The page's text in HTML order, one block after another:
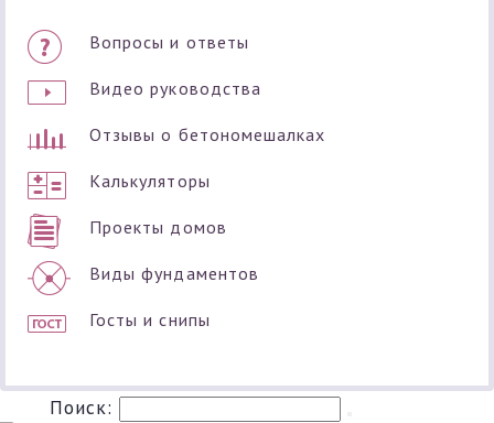
Вопросы и ответы
Видео руководства
Отзывы о бетономешалках
Калькуляторы
Проекты домов
Виды фундаментов
Госты и снипы
Поиск: